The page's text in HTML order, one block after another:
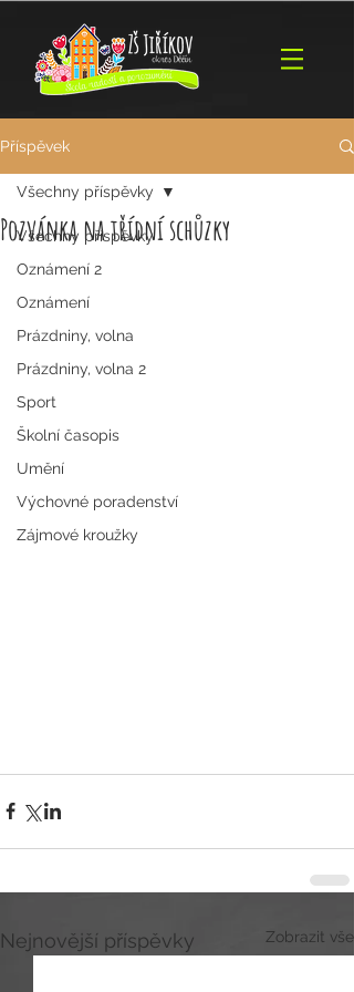
Příspěvek
Všechny příspěvky
Oznámení 2
Oznámení
Prázdniny, volna
Prázdniny, volna 2
Sport
Školní časopis
Umění
Výchovné poradenství
Zájmové kroužky
Všechny příspěvky
Pozvánka na třídní schůzky
Nejnovější příspěvky Zobrazit vše